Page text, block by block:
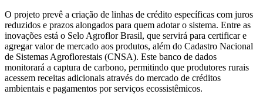
O projeto prevê a criação de linhas de crédito específicas com juros
reduzidos e prazos alongados para quem adotar o sistema. Entre as
inovações está o Selo Agroflor Brasil, que servirá para certificar e
agregar valor de mercado aos produtos, além do Cadastro Nacional
de Sistemas Agroflorestais (CNSA). Este banco de dados
monitorará a captura de carbono, permitindo que produtores rurais
acessem receitas adicionais através do mercado de créditos
ambientais e pagamentos por serviços ecossistêmicos.